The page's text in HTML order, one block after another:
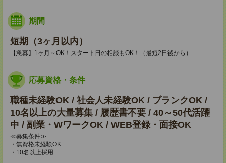
期間
短期（3ヶ月以内）
【急募】1ヶ月～OK！スタート日の相談もOK！（最短2日後から）
応募資格・条件
職種未経験OK / 社会人未経験OK / ブランクOK /
10名以上の大量募集 / 履歴書不要 / 40～50代活躍
中 / 副業・WワークOK / WEB登録・面接OK
≪募集条件≫
・無資格未経験OK
・10名以上採用